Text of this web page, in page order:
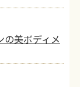
美ボディメ